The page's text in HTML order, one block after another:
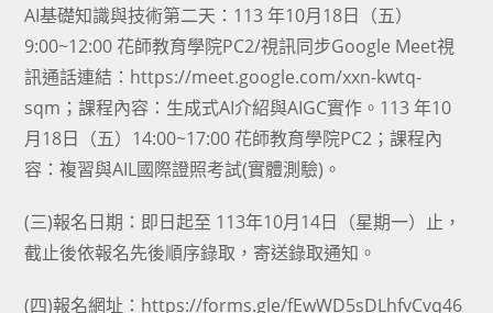
AI基礎知識與技術第二天：113 年10月18日（五）
9:00~12:00 花師教育學院PC2/視訊同步Google Meet視
訊通話連結：https://meet.google.com/xxn-kwtq-
sqm；課程內容：生成式AI介紹與AIGC實作。113 年10
月18日（五）14:00~17:00 花師教育學院PC2；課程內
容：複習與AIL國際證照考試(實體測驗)。
(三)報名日期：即日起至 113年10月14日（星期一）止，
截止後依報名先後順序錄取，寄送錄取通知。
(四)報名網址：https://forms.gle/fEwWD5sDLhfvCvq46